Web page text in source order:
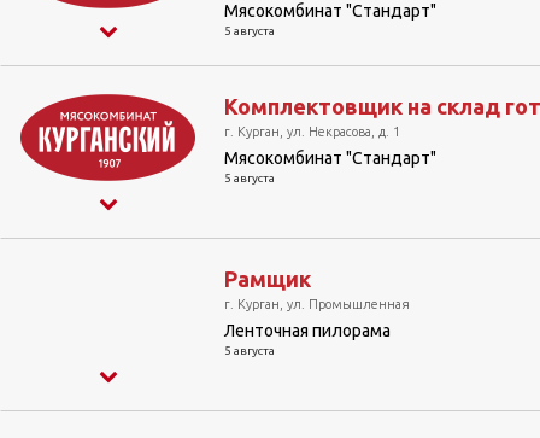
Мясокомбинат "Стандарт"
5 августа
Комплектовщик на склад
г. Курган, ул. Некрасова, д. 1
Мясокомбинат "Стандарт"
5 августа
Рамщик
г. Курган, ул. Промышленная
Ленточная пилорама
5 августа